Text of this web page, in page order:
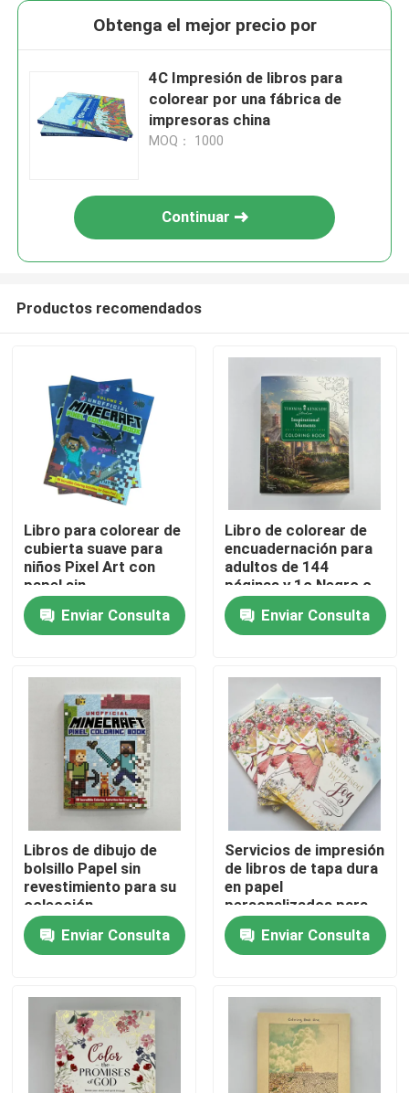
Hogar
Productos
Vídeos
Sobre nosotros
Recurso
Éntrenos en contacto con
Noticias
Impresión de libros de mesa
Impresión de tarjetas de tarot
Obtenga el mejor precio por
4C Impresión de libros para
colorear por una fábrica de
impresoras china
MOQ： 1000
Continuar
Productos recomendados
Libro para colorear de
cubierta suave para
niños Pixel Art con
papel sin
revestimiento sin
maderaEnviar Consulta
Libro de colorear de
encuadernación para
adultos de 144
páginas y 1c Negro o
4c Impresión de
procesoEnviar Consulta
Libros de dibujo de
bolsillo Papel sin
revestimiento para su
colección
Enviar Consulta
Servicios de impresión
de libros de tapa dura
en papel
personalizados para
proyectos creativos
de cualquier tamaño
Enviar Consulta